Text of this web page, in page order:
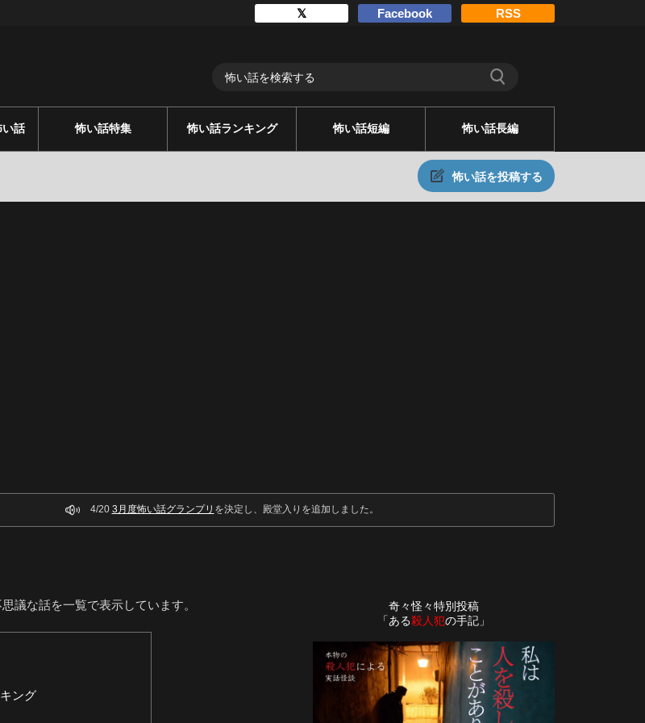
𝕏 Facebook RSS
話 怖い話特集 怖い話ランキング 怖い話短編 怖い話長編
怖い話を投稿する
4/20 3月度怖い話グランプリ を決定し、殿堂入りを追加しました。
奇々怪々特別投稿
「ある殺人犯の手記」
議な話を一覧で表示しています。
ング